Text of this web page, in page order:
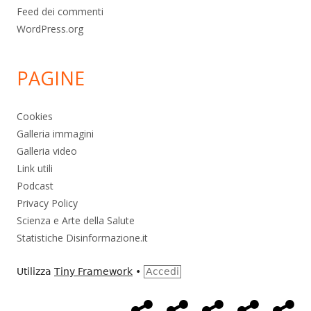
Feed dei commenti
WordPress.org
PAGINE
Cookies
Galleria immagini
Galleria video
Link utili
Podcast
Privacy Policy
Scienza e Arte della Salute
Statistiche Disinformazione.it
Utilizza Tiny Framework • Accedi
MenùHome
Alimentazione
AmbienteBambini